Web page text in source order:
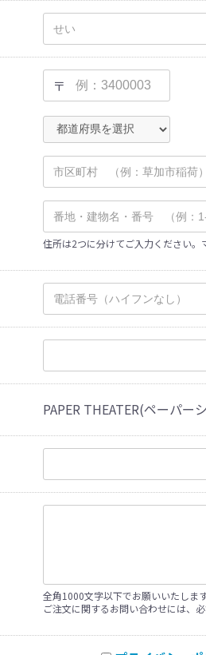
〒
住所は2つに分けてご入力ください。
PAPER THEATER(ペーパ
全角1000文字以下でお願いいたします
ご注文に関するお問い合わせには、